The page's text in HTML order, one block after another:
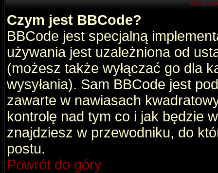
Czym jest BBCode?
BBCode jest specjalną
używania jest uzależniona od
(możesz także wyłączać go dla
wysyłania). Sam BBCode jest
zawarte w nawiasach
kontrolę nad tym co i jak będzie
znajdziesz w przewodniku, do
postu.
Powrót do góry